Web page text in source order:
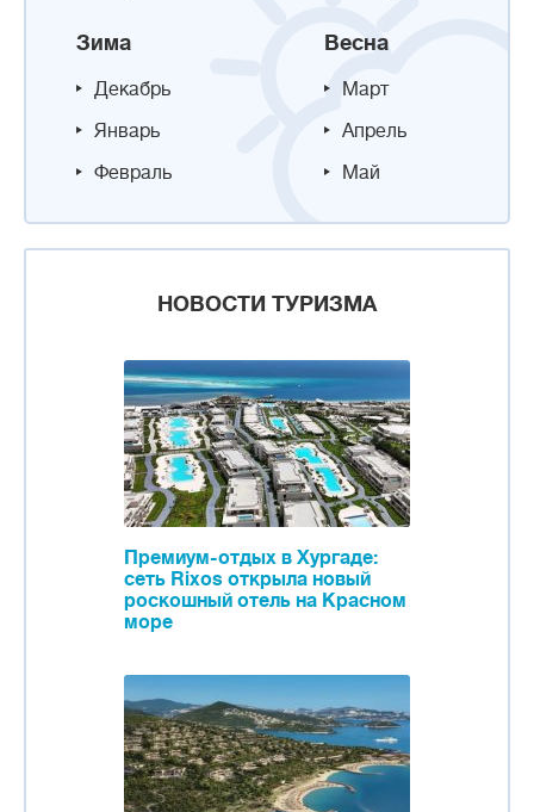
Зима
Декабрь
Январь
Февраль
Весна
Март
Апрель
Май
НОВОСТИ ТУРИЗМА
Премиум-отдых в Хургаде:
сеть Rixos открыла новый
роскошный отель на Красном
море